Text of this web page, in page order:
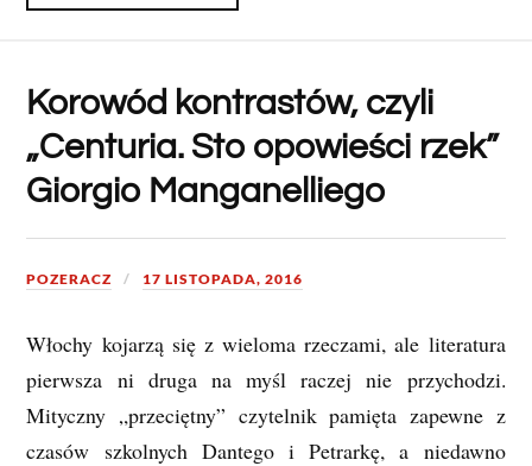
Korowód kontrastów, czyli
„Centuria. Sto opowieści rzek”
Giorgio Manganelliego
POZERACZ 17 LISTOPADA, 2016
Włochy kojarzą się z wieloma rzeczami, ale literatura
pierwsza ni druga na myśl raczej nie przychodzi.
Mityczny „przeciętny” czytelnik pamięta zapewne z
czasów szkolnych Dantego i Petrarkę, a niedawno